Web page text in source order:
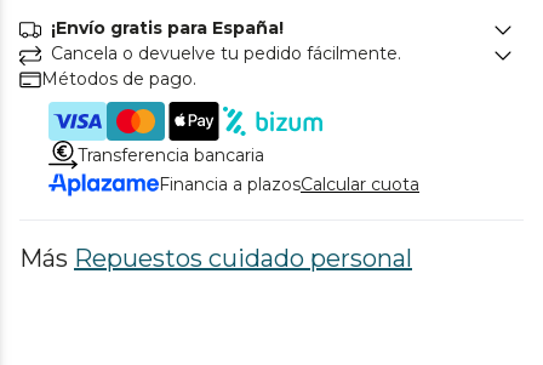
¡Envío gratis para España!
Cancela o devuelve tu pedido fácilmente.
Métodos de pago.
Transferencia bancaria
Financia a plazosCalcular cuota
Más Repuestos cuidado personal